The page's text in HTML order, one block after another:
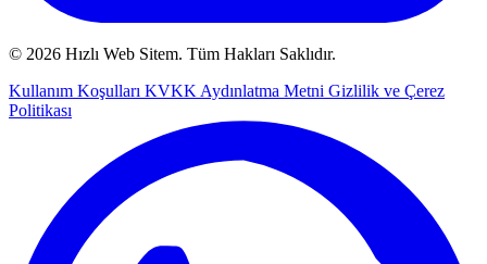
© 2026 Hızlı Web Sitem. Tüm Hakları Saklıdır.
Kullanım Koşulları KVKK Aydınlatma Metni Gizlilik ve Çerez
Politikası